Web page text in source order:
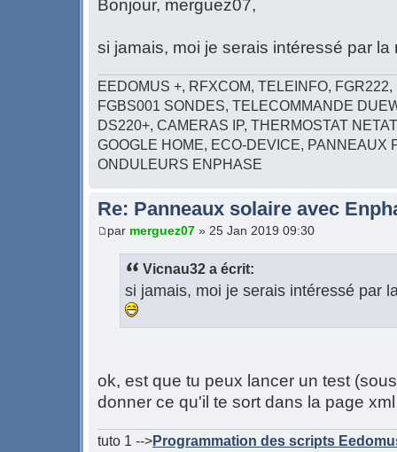
Bonjour, merguez07,
si jamais, moi je serais intéressé par
EEDOMUS +, RFXCOM, TELEINFO,
FGBS001 SONDES, TELECOMMANDE
DS220+, CAMERAS IP, THERMOSTAT
GOOGLE HOME, ECO-DEVICE, PANNEAUX
ONDULEURS ENPHASE
Re: Panneaux solaire avec
par merguez07 » 25 Jan 2019 09:30
Vicnau32 a écrit:
si jamais, moi je serais intéressé par
ok, est que tu peux lancer un test
donner ce qu'il te sort dans la page xml
tuto 1 -->Programmation des scripts